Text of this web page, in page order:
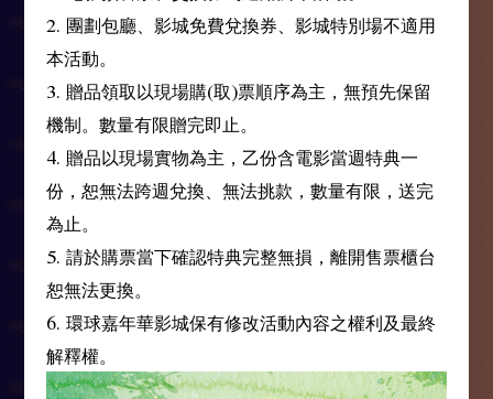
2. 團劃包廳、影城免費兌換券、影城特別場不適用
本活動。
3. 贈品領取以現場購(取)票順序為主，無預先保留
機制。數量有限贈完即止。
4. 贈品以現場實物為主，乙份含電影當週特典一
份，恕無法跨週兌換、無法挑款，數量有限，送完
為止。
5. 請於購票當下確認特典完整無損，離開售票櫃台
恕無法更換。
6. 環球嘉年華影城保有修改活動內容之權利及最終
解釋權。